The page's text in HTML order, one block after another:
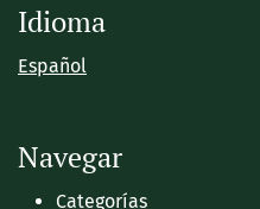
Idioma
Español
Navegar
Categorías